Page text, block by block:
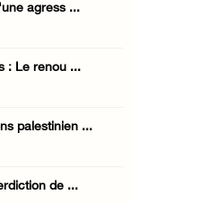
agress ...
: Le renou ...
palestinien ...
de ...